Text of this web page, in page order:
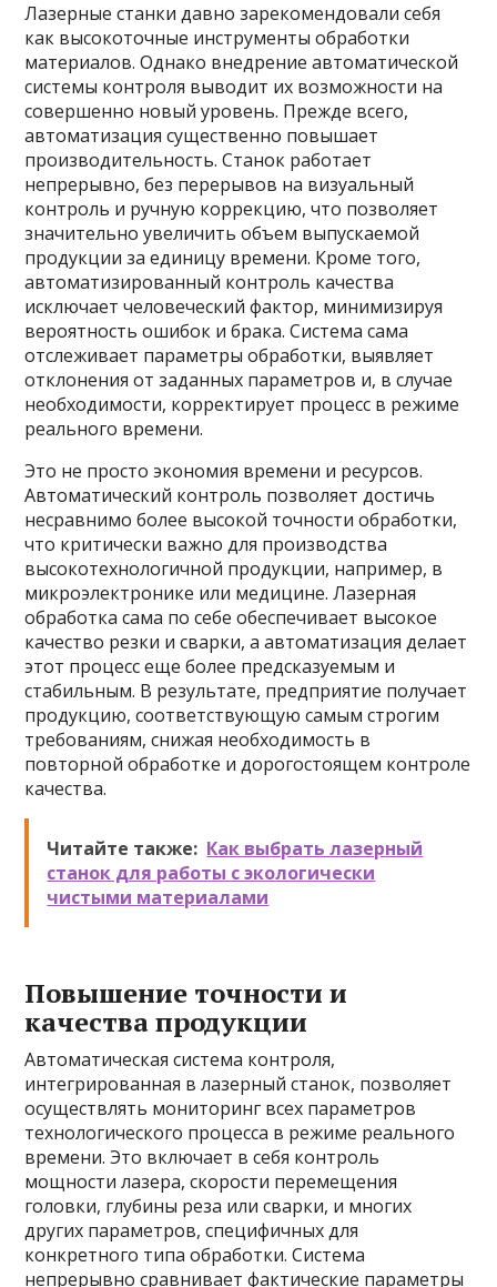
Лазерные станки давно зарекомендовали себя
как высокоточные инструменты обработки
материалов. Однако внедрение автоматической
системы контроля выводит их возможности на
совершенно новый уровень. Прежде всего,
автоматизация существенно повышает
производительность. Станок работает
непрерывно, без перерывов на визуальный
контроль и ручную коррекцию, что позволяет
значительно увеличить объем выпускаемой
продукции за единицу времени. Кроме того,
автоматизированный контроль качества
исключает человеческий фактор, минимизируя
вероятность ошибок и брака. Система сама
отслеживает параметры обработки, выявляет
отклонения от заданных параметров и, в случае
необходимости, корректирует процесс в режиме
реального времени.
Это не просто экономия времени и ресурсов.
Автоматический контроль позволяет достичь
несравнимо более высокой точности обработки,
что критически важно для производства
высокотехнологичной продукции, например, в
микроэлектронике или медицине. Лазерная
обработка сама по себе обеспечивает высокое
качество резки и сварки, а автоматизация делает
этот процесс еще более предсказуемым и
стабильным. В результате, предприятие получает
продукцию, соответствующую самым строгим
требованиям, снижая необходимость в
повторной обработке и дорогостоящем контроле
качества.
Читайте также: Как выбрать лазерный
станок для работы с экологически
чистыми материалами
Повышение точности и
качества продукции
Автоматическая система контроля,
интегрированная в лазерный станок, позволяет
осуществлять мониторинг всех параметров
технологического процесса в режиме реального
времени. Это включает в себя контроль
мощности лазера, скорости перемещения
головки, глубины реза или сварки, и многих
других параметров, специфичных для
конкретного типа обработки. Система
непрерывно сравнивает фактические параметры